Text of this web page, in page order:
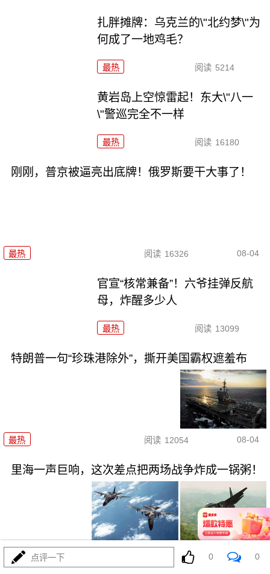
扎胖摊牌：乌克兰的\"北约梦\"为
何成了一地鸡毛？
最热 阅读 5214
黄岩岛上空惊雷起！东大\"八一
\"警巡完全不一样
最热 阅读 16180
刚刚，普京被逼亮出底牌！俄罗斯要干大事了！
最热 阅读 16326 08-04
官宣“核常兼备”！六爷挂弹反航
母，炸醒多少人
最热 阅读 13099
特朗普一句“珍珠港除外”，撕开美国霸权遮羞布
最热 阅读 12054 08-04
里海一声巨响，这次差点把两场战争炸成一锅粥！
最热 08-05
点评一下 0 0